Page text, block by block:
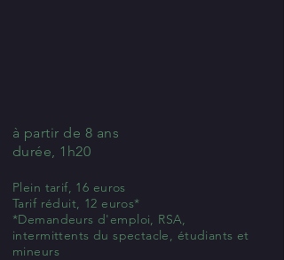
à partir de 8 ans
durée, 1h20
Plein tarif, 16 euros
Tarif réduit, 12 euros*
*Demandeurs d'emploi, RSA,
intermittents du spectacle, étudiants et
mineurs